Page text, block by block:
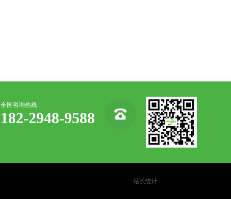
全国咨询热线
182-2948-9588
站长统计